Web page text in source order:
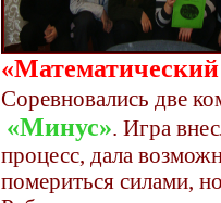
Соревновались две
«Минус». Игра
процесс, дала
помериться силами,